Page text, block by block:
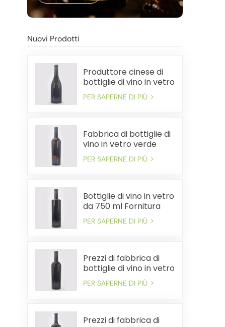
Nuovi Prodotti
Produttore cinese di
bottiglie di vino in vetro
pesante da 750 ml
PER SAPERNE DI PIÙ
Fabbrica di bottiglie di
vino in vetro verde
antico premium da
750 ml
PER SAPERNE DI PIÙ
Bottiglie di vino in vetro
da 750 ml Fornitura
all'ingrosso Spedizione
veloce conveniente
PER SAPERNE DI PIÙ
Prezzi di fabbrica di
bottiglie di vino in vetro
da 750 ml all'ingrosso
Spedizione rapida
PER SAPERNE DI PIÙ
Prezzi di fabbrica di